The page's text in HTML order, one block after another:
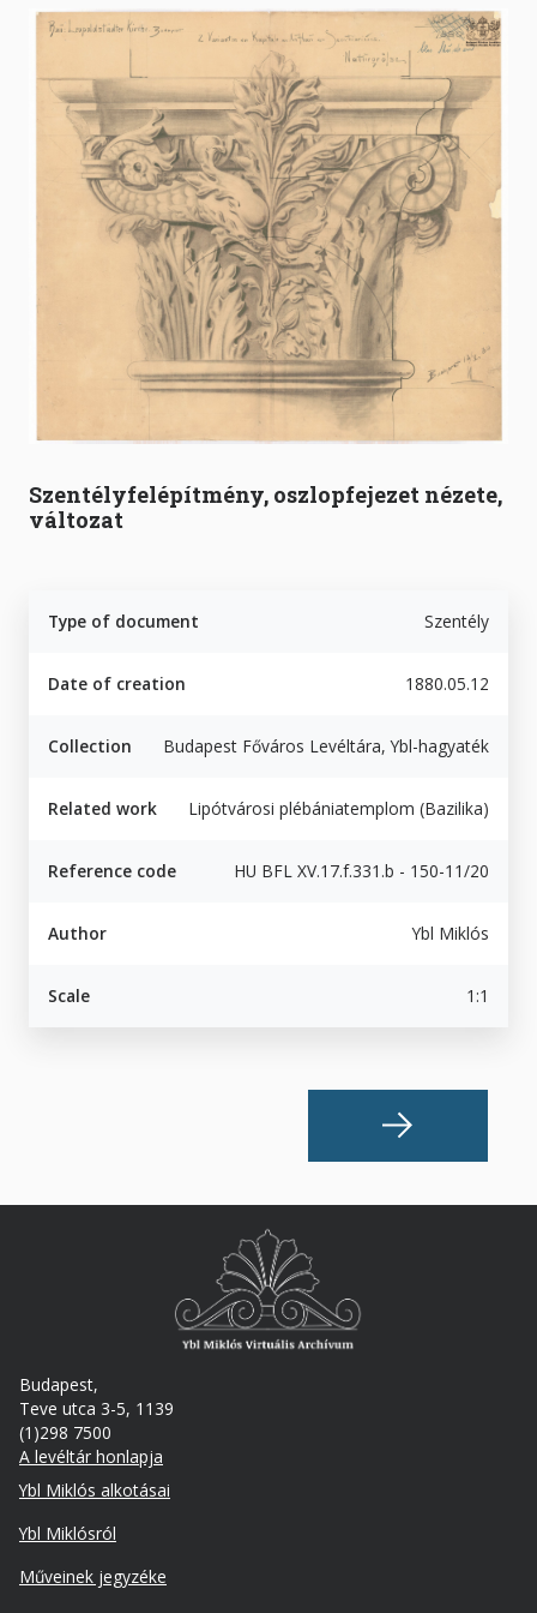
Szentélyfelépítmény, oszlopfejezet nézete,
változat
Type of document Szentély
Date of creation 1880.05.12
Collection Budapest Főváros Levéltára, Ybl-hagyaték
Related work Lipótvárosi plébániatemplom (Bazilika)
Reference code HU BFL XV.17.f.331.b - 150-11/20
Author Ybl Miklós
Scale 1:1
Budapest,
Teve utca 3-5, 1139
(1)298 7500
A levéltár honlapja
Footer
Ybl Miklós alkotásai
Ybl Miklósról
Műveinek jegyzéke